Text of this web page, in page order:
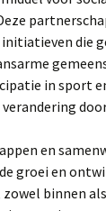
initiatieven die
in sport
en
groei en
binnen